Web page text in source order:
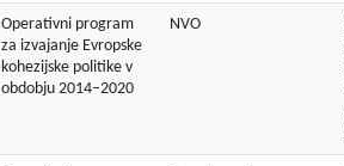
Operativni program
za izvajanje Evropske
kohezijske politike v
obdobju 2014–2020
NVO